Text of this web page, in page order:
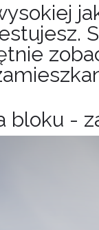
bloku -